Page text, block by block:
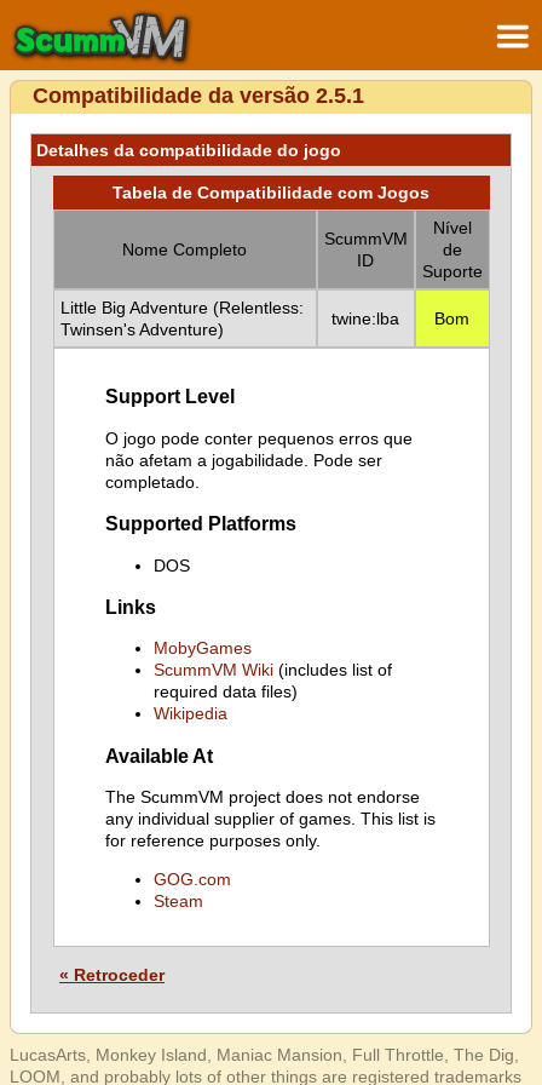
Compatibilidade da versão 2.5.1
Detalhes da compatibilidade do jogo
Tabela de Compatibilidade com Jogos
Nome Completo
ScummVM
ID
Nível
de
Suporte
Little Big Adventure (Relentless:
Twinsen's Adventure)
twine:lba Bom
Support Level
O jogo pode conter pequenos erros que
não afetam a jogabilidade. Pode ser
completado.
Supported Platforms
DOS
Links
MobyGames
ScummVM Wiki(includes list of
required data files)
Wikipedia
Available At
The ScummVM project does not endorse
any individual supplier of games. This list is
for reference purposes only.
GOG.com
Steam
« Retroceder
LucasArts, Monkey Island, Maniac Mansion, Full Throttle, The Dig,
LOOM, and probably lots of other things are registered trademarks